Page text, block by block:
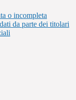
o incompleta
da parte dei titolari